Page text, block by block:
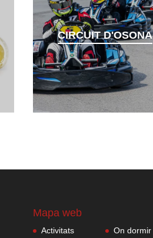
CIRCUIT D'OSONA
Mapa web
Activitats
On dormir